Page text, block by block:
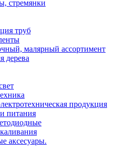
стремянки
труб
малярный ассортимент
дерева
продукция
питания
аксесуары.